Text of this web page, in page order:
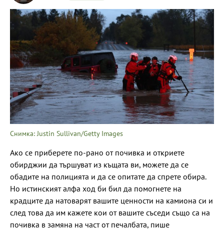
Снимка: Justin Sullivan/Getty Images
Ако се приберете по-рано от почивка и откриете
обирджии да тършуват из къщата ви, можете да се
обадите на полицията и да се опитате да спрете обира.
Но истинският алфа ход би бил да помогнете на
крадците да натоварят вашите ценности на камиона си и
след това да им кажете кои от вашите съседи също са на
почивка в замяна на част от печалбата, пише